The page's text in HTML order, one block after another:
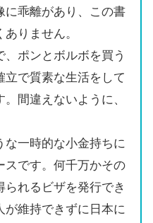
に乖離があり、この書
りません。
ポンとボルボを買う
立で質素な生活をして
間違えないように、
一時的な小金持ちに
スです。何千万かその
られるビザを発行でき
が維持できずに日本に